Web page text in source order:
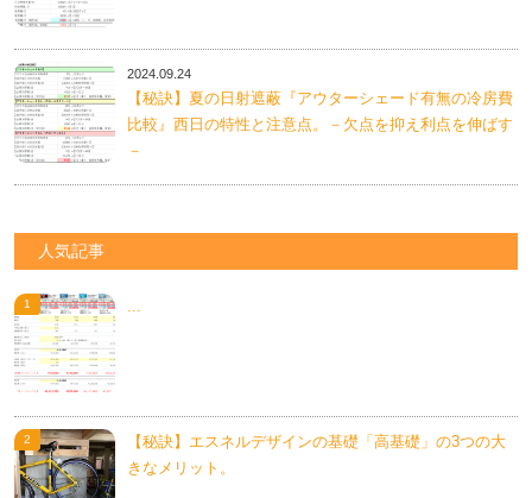
2024.09.24
【秘訣】夏の日射遮蔽『アウターシェード有無の冷房費
比較』西日の特性と注意点。－欠点を抑え利点を伸ばす
－
人気記事
...
【秘訣】エスネルデザインの基礎「高基礎」の3つの大
きなメリット。